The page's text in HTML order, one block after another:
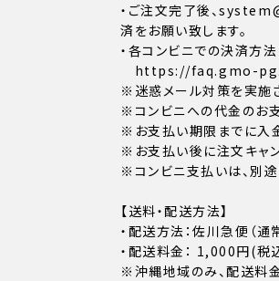
・ご注文完了後、
済をお願い致します。
・各コンビニでの決済方
https://faq.gmo-
※迷惑メール対策を実施
※コンビニへの代金のお
※お支払い期限までに入
※お支払い後に注文キャン
※コンビニ支払いは、別
【送料・配送方法】
・配送方法：佐川急便（
・配送料金： 1,000円(
※沖縄地域のみ、配送料